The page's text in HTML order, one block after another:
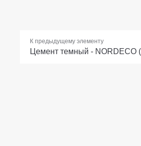
К предыдущему элементу
Цемент темный -